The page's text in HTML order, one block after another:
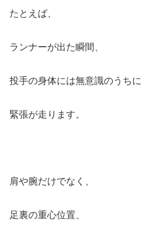
たとえば、
ランナーが出た瞬間、
投手の身体には無意識のうちに
緊張が走ります。
肩や腕だけでなく、
足裏の重心位置、